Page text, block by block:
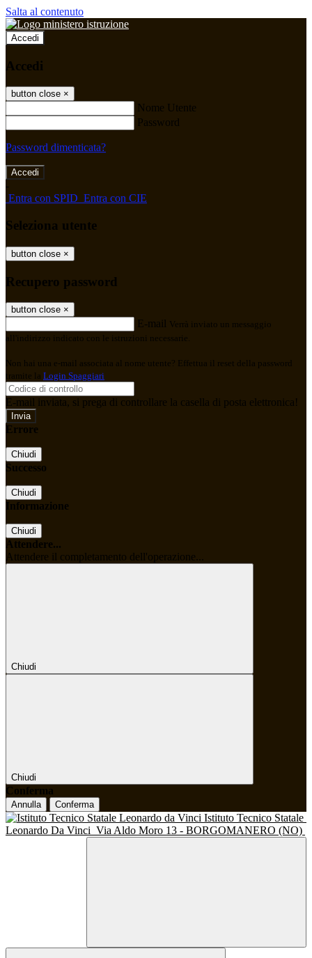
Salta al contenuto
Accedi
Accedi
button close ×
Nome Utente
Password
Password dimenticata?
-
Entra con SPID Entra con CIE
Seleziona utente
button close ×
Recupero password
button close ×
E-mail Verrà inviato un messaggio
all'indirizzo indicato con le istruzioni necessarie.
Non hai una e-mail associata al nome utente? Effettua il reset della password
tramite la Login Spaggiari
E-mail inviata, si prega di controllare la casella di posta elettronica!
Errore
Chiudi
Successo
Chiudi
Informazione
Chiudi
Attendere...
Attendere il completamento dell'operazione...
Chiudi
Chiudi
Conferma
Annulla Conferma
Istituto Tecnico Statale
Leonardo Da Vinci Via Aldo Moro 13 - BORGOMANERO (NO)